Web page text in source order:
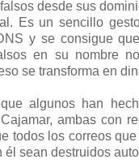
desde sus
Es un sencillo
y se consigue
en su nombre
se transforma en
algunos han
ambas con
todos los correos
él sean destruidos